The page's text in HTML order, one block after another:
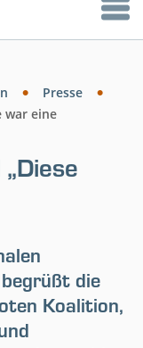
Presse
war eine
die
Koalition,